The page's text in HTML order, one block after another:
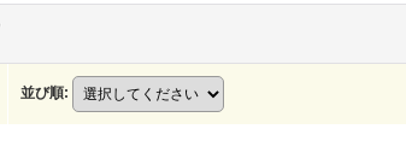
並び順: